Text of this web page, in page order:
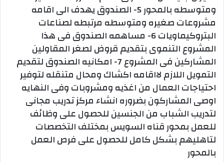
ومتوسطه بالمحور 5- الصندوق يهدف الى اقامه
مشروعات صغيره ومتوسطه مرتبطه لصناعات
البتروكيماويات 6- مساهمه الصندوق فى هذا
المشروع التنموى بتقديم قروض لصغر المقاولين
المشاركين فى المشروع 7- امكانيه الصندوق لتقديم
التمويل اللازم لااقامه اكشاك ومحال متنقله لتوفير
احتياجات العمال من اغذيه ومشروبات وفى النهايه
اوصى المشاركون بضروره انشاء مركز تدريب مجانى
لتدريب الشباب من الجنسين للحصول على وظائف
للعمل بمحور قناه السويس بمختلف التخصصات
لتاهليهم بشكل كامل للحصول على فرص العمل
بالمحور